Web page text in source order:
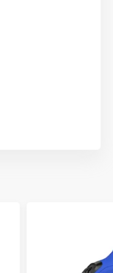
peludo, la
Cualquiera que
rápida a